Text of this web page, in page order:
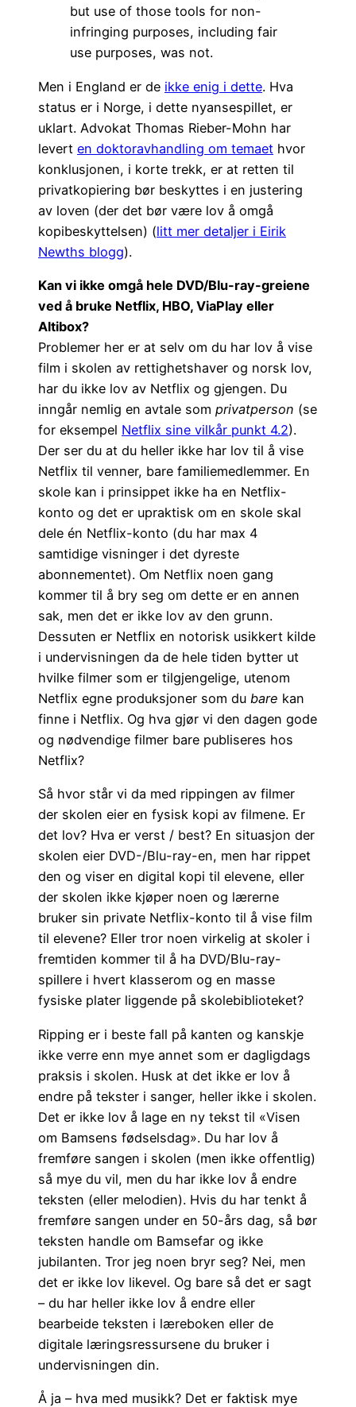
but use of those tools for non-
infringing purposes, including fair
use purposes, was not.
Men i England er de ikke enig i dette. Hva
status er i Norge, i dette nyansespillet, er
uklart. Advokat Thomas Rieber-Mohn har
levert en doktoravhandling om temaet hvor
konklusjonen, i korte trekk, er at retten til
privatkopiering bør beskyttes i en justering
av loven (der det bør være lov å omgå
kopibeskyttelsen) (litt mer detaljer i Eirik
Newths blogg).
Kan vi ikke omgå hele DVD/Blu-ray-greiene
ved å bruke Netflix, HBO, ViaPlay eller
Altibox?
Problemer her er at selv om du har lov å vise
film i skolen av rettighetshaver og norsk lov,
har du ikke lov av Netflix og gjengen. Du
inngår nemlig en avtale som privatperson (se
for eksempel Netflix sine vilkår punkt 4.2).
Der ser du at du heller ikke har lov til å vise
Netflix til venner, bare familiemedlemmer. En
skole kan i prinsippet ikke ha en Netflix-
konto og det er upraktisk om en skole skal
dele én Netflix-konto (du har max 4
samtidige visninger i det dyreste
abonnementet). Om Netflix noen gang
kommer til å bry seg om dette er en annen
sak, men det er ikke lov av den grunn.
Dessuten er Netflix en notorisk usikkert kilde
i undervisningen da de hele tiden bytter ut
hvilke filmer som er tilgjengelige, utenom
Netflix egne produksjoner som du bare kan
finne i Netflix. Og hva gjør vi den dagen gode
og nødvendige filmer bare publiseres hos
Netflix?
Så hvor står vi da med rippingen av filmer
der skolen eier en fysisk kopi av filmene. Er
det lov? Hva er verst / best? En situasjon der
skolen eier DVD-/Blu-ray-en, men har rippet
den og viser en digital kopi til elevene, eller
der skolen ikke kjøper noen og lærerne
bruker sin private Netflix-konto til å vise film
til elevene? Eller tror noen virkelig at skoler i
fremtiden kommer til å ha DVD/Blu-ray-
spillere i hvert klasserom og en masse
fysiske plater liggende på skolebiblioteket?
Ripping er i beste fall på kanten og kanskje
ikke verre enn mye annet som er dagligdags
praksis i skolen. Husk at det ikke er lov å
endre på tekster i sanger, heller ikke i skolen.
Det er ikke lov å lage en ny tekst til «Visen
om Bamsens fødselsdag». Du har lov å
fremføre sangen i skolen (men ikke offentlig)
så mye du vil, men du har ikke lov å endre
teksten (eller melodien). Hvis du har tenkt å
fremføre sangen under en 50-års dag, så bør
teksten handle om Bamsefar og ikke
jubilanten. Tror jeg noen bryr seg? Nei, men
det er ikke lov likevel. Og bare så det er sagt
– du har heller ikke lov å endre eller
bearbeide teksten i læreboken eller de
digitale læringsressursene du bruker i
undervisningen din.
Å ja – hva med musikk? Det er faktisk mye